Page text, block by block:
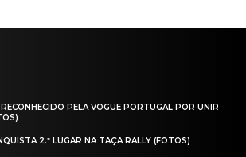
PELA VOGUE PORTUGAL POR UNIR
2.º LUGAR NA TAÇA RALLY (FOTOS)